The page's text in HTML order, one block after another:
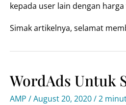
kepada user lain dengan
Simak artikelnya, selamat
WordAds Untuk
AMP /August 20, 2020/2